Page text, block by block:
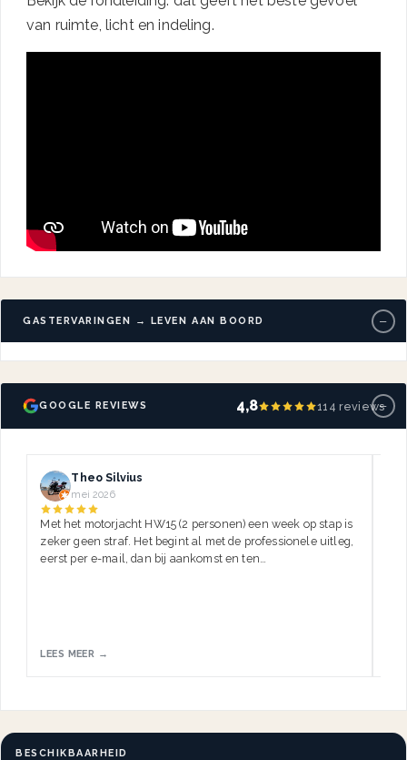
van ruimte, licht en indeling.
BESCHIKBAARHEID
GOOGLE REVIEWS 4,8 114 reviews−
Theo Silvius
mei 2026
Met het motorjacht HW15 (2 personen) een week op stap is
zeker geen straf. Het begint al met de professionele uitleg,
eerst per e-mail, dan bij aankomst en ten…
LEES MEER →
GASTERVARINGEN → LEVEN AAN BOORD −